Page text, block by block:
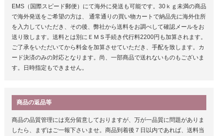
EMS（国際スピード郵便）にて海外に発送も可能です。30ｋｇ未満の商品
で海外発送をご希望の方は、 通常通りの買い物カートで納品先に海外住所
を入力していただき、その後、弊社から送料をお調べして確認メールをお
送り致します。送料とは別にＥＭＳ手続き代行料2200円も加算されます。
ご了承をいただいてから料金を加算させていただき、手配を致します。カ
ード決済のみの対応となります。尚、一部商品で送れないものもございま
す。日時指定もできません。
商品の返品等
商品の品質管理には充分留意しておりますが、万が一品質に問題がありま
したら、まずはご一報下さいませ。商品到着後７日以内であれば、送料当